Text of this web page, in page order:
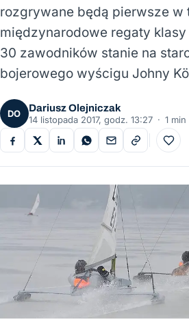
rozgrywane będą pierwsze w
międzynarodowe regaty klasy
30 zawodników stanie na
bojerowego wyścigu Johny
DO
Dariusz Olejniczak
14 listopada 2017, godz. 13:27 · 1
Do